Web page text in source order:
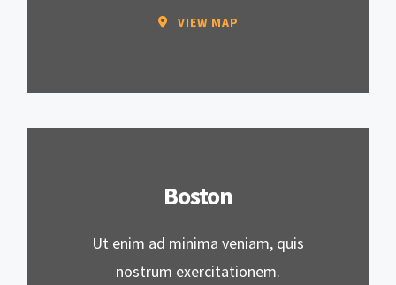
VIEW MAP
Boston
Ut enim ad minima veniam, quis
nostrum exercitationem.